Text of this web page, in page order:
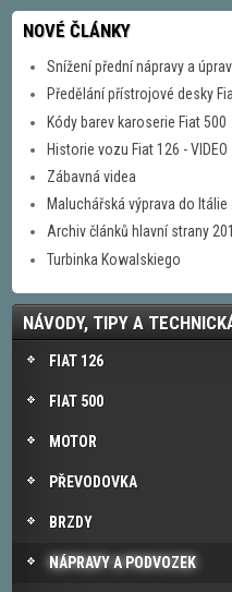
NOVÉ ČLÁNKY
Snížení přední nápravy a
Předělání přístrojové desky
Kódy barev karoserie Fiat 500
Historie vozu Fiat 126 - VIDEO
Zábavná videa
Maluchářská výprava do Itálie
Archiv článků hlavní strany
Turbinka Kowalskiego
NÁVODY, TIPY A
FIAT 126
FIAT 500
MOTOR
PŘEVODOVKA
BRZDY
NÁPRAVY A PODVOZEK